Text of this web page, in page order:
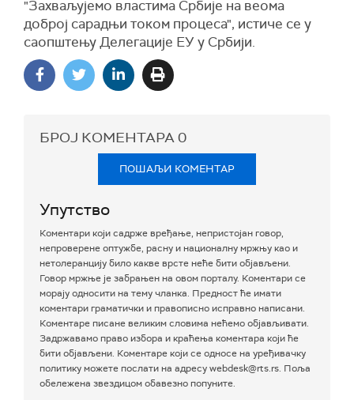
"Захваљујемо властима Србије на веома
доброј сарадњи током процеса", истиче се у
саопштењу Делегације ЕУ у Србији.
БРОЈ КОМЕНТАРА0
ПОШАЉИ КОМЕНТАР
Упутство
Коментари који садрже вређање, непристојан говор,
непроверене оптужбе, расну и националну мржњу као и
нетолеранцију било какве врсте неће бити објављени.
Говор мржње је забрањен на овом порталу. Коментари се
морају односити на тему чланка. Предност ће имати
коментари граматички и правописно исправно написани.
Коментаре писане великим словима нећемо објављивати.
Задржавамо право избора и краћења коментара који ће
бити објављени. Коментаре који се односе на уређивачку
политику можете послати на адресу webdesk@rts.rs. Поља
обележена звездицом обавезно попуните.